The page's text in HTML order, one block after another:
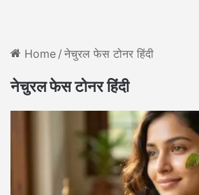
Home / नेचुरल फेस टोनर हिंदी
नेचुरल फेस टोनर हिंदी